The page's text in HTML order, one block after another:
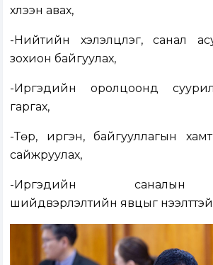
хүлээн авах,
-Нийтийн хэлэлцүүлэг, санал
зохион байгуулах,
-Иргэдийн оролцоонд
гаргах,
-Төр, иргэн, байгууллагын
сайжруулах,
-Иргэдийн саналын
шийдвэрлэлтийн явцыг